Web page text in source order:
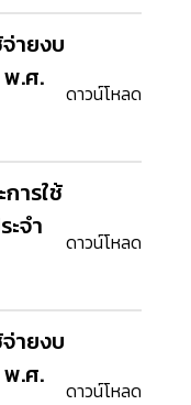
ายงบ
พ.ศ.
ดาวน์โหลด
ารใช้
จำ
ดาวน์โหลด
ายงบ
พ.ศ.
ดาวน์โหลด